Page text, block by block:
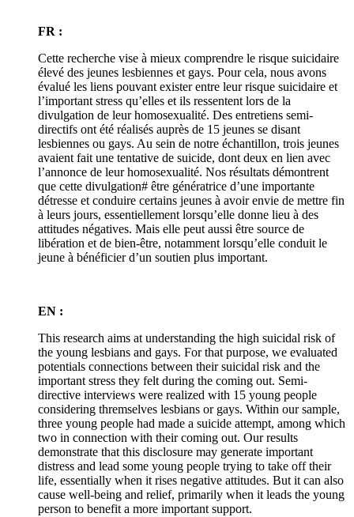
FR :
Cette recherche vise à mieux comprendre le risque suicidaire
élevé des jeunes lesbiennes et gays. Pour cela, nous avons
évalué les liens pouvant exister entre leur risque suicidaire et
l’important stress qu’elles et ils ressentent lors de la
divulgation de leur homosexualité. Des entretiens semi-
directifs ont été réalisés auprès de 15 jeunes se disant
lesbiennes ou gays. Au sein de notre échantillon, trois jeunes
avaient fait une tentative de suicide, dont deux en lien avec
l’annonce de leur homosexualité. Nos résultats démontrent
que cette divulgation# être génératrice d’une importante
détresse et conduire certains jeunes à avoir envie de mettre fin
à leurs jours, essentiellement lorsqu’elle donne lieu à des
attitudes négatives. Mais elle peut aussi être source de
libération et de bien-être, notamment lorsqu’elle conduit le
jeune à bénéficier d’un soutien plus important.
EN :
This research aims at understanding the high suicidal risk of
the young lesbians and gays. For that purpose, we evaluated
potentials connections between their suicidal risk and the
important stress they felt during the coming out. Semi-
directive interviews were realized with 15 young people
considering thremselves lesbians or gays. Within our sample,
three young people had made a suicide attempt, among which
two in connection with their coming out. Our results
demonstrate that this disclosure may generate important
distress and lead some young people trying to take off their
life, essentially when it rises negative attitudes. But it can also
cause well-being and relief, primarily when it leads the young
person to benefit a more important support.